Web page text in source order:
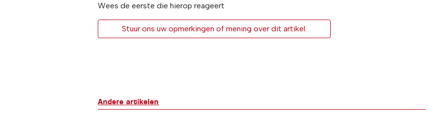
Wees de eerste die hierop reageert
Stuur ons uw opmerkingen of mening over dit artikel.
Andere artikelen